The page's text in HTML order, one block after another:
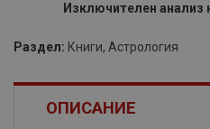
Изключителен анализ
Раздел: Книги, Астрология
ОПИСАНИЕ